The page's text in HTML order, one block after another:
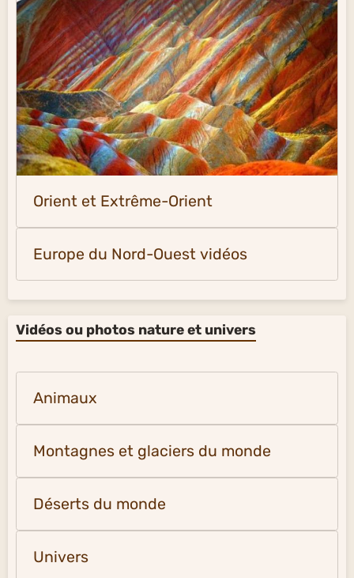
Orient et Extrême-Orient
Europe du Nord-Ouest vidéos
Vidéos ou photos nature et univers
Animaux